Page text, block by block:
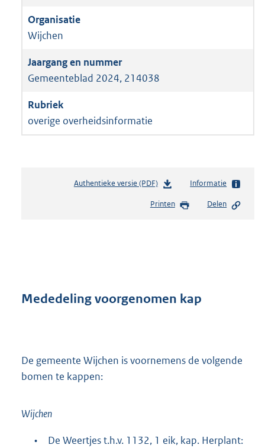
Wijchen
Gemeenteblad 2024, 214038
overige overheidsinformatie
Authentieke versie (PDF)b
s
r
e
Informatie
Printen Delen
Mededeling voorgenomen kap
De gemeente Wijchen is voornemens de volgende
bomen te kappen:
Wijchen
•
De Weertjes t.h.v. 1132, 1 eik, kap. Herplant: